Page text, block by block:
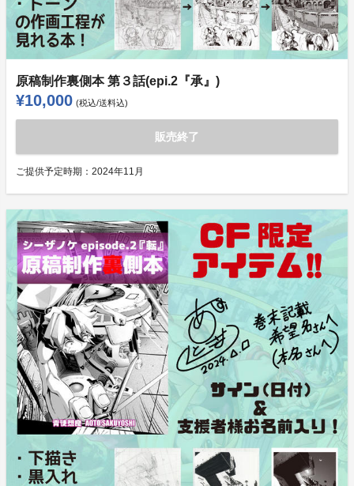
原稿制作裏側本 第３話(epi.2『承』)
¥10,000 (税込/送料込)
販売終了
ご提供予定時期： 2024年11月